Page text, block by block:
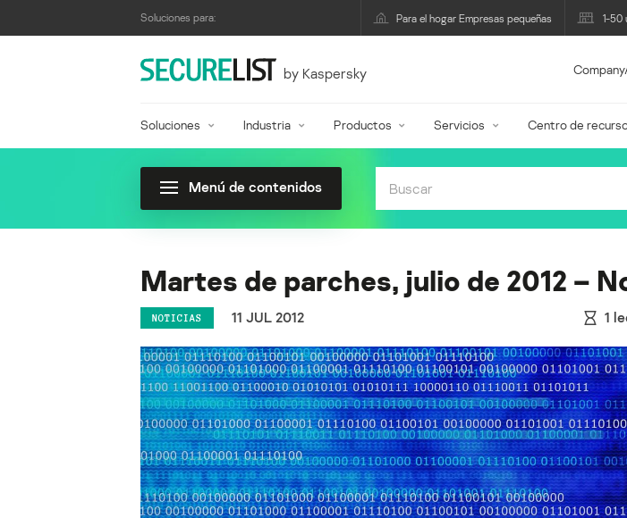
Soluciones para: Para el hogar Empresas pequeñas 1-50
by Kaspersky
Soluciones Industria Productos Servicios Centro de
Menú de contenidos
Martes de parches, julio de 2012 –
NOTICIAS 11 JUL 2012 1